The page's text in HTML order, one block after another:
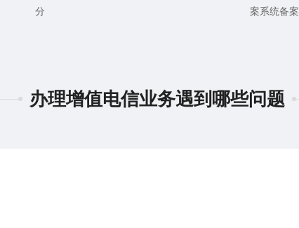
分
案系统备案
办理增值电信业务遇到哪些问题